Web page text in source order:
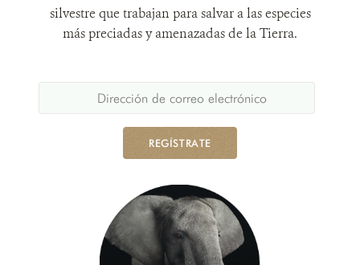
silvestre que trabajan para salvar a las especies
más preciadas y amenazadas de la Tierra.
REGÍSTRATE